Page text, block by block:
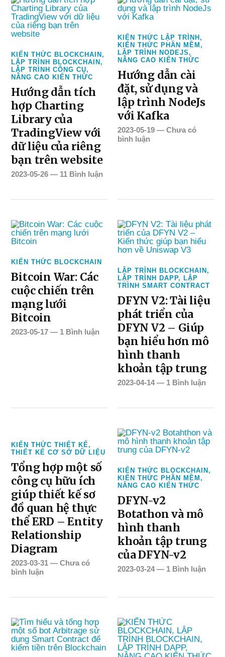
KIẾN THỨC BLOCKCHAIN,
LẬP TRÌNH BLOCKCHAIN,
LẬP TRÌNH CÔNG CỤ,
NÂNG CAO KIẾN THỨC
Hướng dẫn tích
hợp Charting
Library của
TradingView với
dữ liệu của riêng
bạn trên website
2023-05-26 — 11 Bình luận
KIẾN THỨC LẬP TRÌNH,
KIẾN THỨC PHẦN MỀM,
LẬP TRÌNH NODEJS,
NÂNG CAO KIẾN THỨC
Hướng dẫn cài
đặt, sử dụng và
lập trình NodeJs
với Kafka
2023-05-19 —Chưa có
bình luận
KIẾN THỨC BLOCKCHAIN
Bitcoin War: Các
cuộc chiến trên
mạng lưới
Bitcoin
2023-05-17 — 1 Bình luận
LẬP TRÌNH BLOCKCHAIN,
LẬP TRÌNH DAPP,LẬP
TRÌNH SMART CONTRACT
DFYN V2: Tài liệu
phát triển của
DFYN V2 – Giúp
bạn hiểu hơn mô
hình thanh
khoản tập trung
2023-04-14— 1 Bình luận
KIẾN THỨC THIẾT KẾ,
THIẾT KẾ CƠ SỞ DỮ LIỆU
Tổng hợp một số
công cụ hữu ích
giúp thiết kế sơ
đồ quan hệ thực
thể ERD – Entity
Relationship
Diagram
2023-03-31 —Chưa có
bình luận
KIẾN THỨC BLOCKCHAIN,
KIẾN THỨC PHẦN MỀM,
NÂNG CAO KIẾN THỨC
DFYN-v2
Botathon và mô
hình thanh
khoản tập trung
của DFYN-v2
2023-03-24— 1 Bình luận